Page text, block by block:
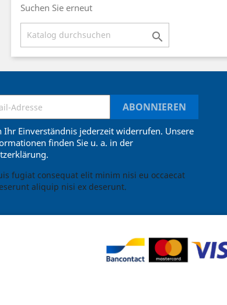
Suchen Sie erneut

Ihr Einverständnis jederzeit widerrufen. Unsere
finden Sie u. a. in der
fugiat consequat elit minim nisi eu occaecat
aliquip nisi ex deserunt.